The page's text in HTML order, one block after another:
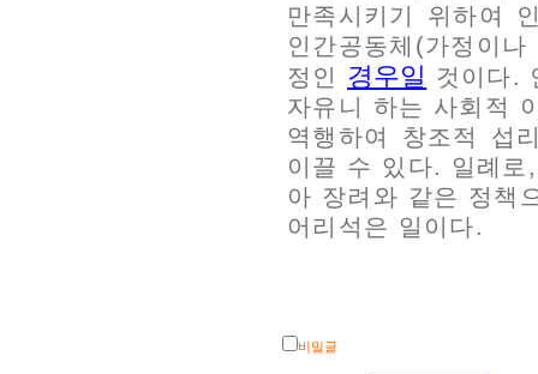
만족시키기 위하여
인간공동체(가정이
정인 경우일 것이다.
자유니 하는 사회적
역행하여 창조적 섭
이끌 수 있다. 일례
아 장려와 같은 정책
어리석은 일이다.
비밀글